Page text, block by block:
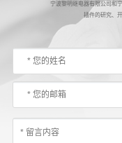
宁波黎明继电器有限公司和
插件的研究、